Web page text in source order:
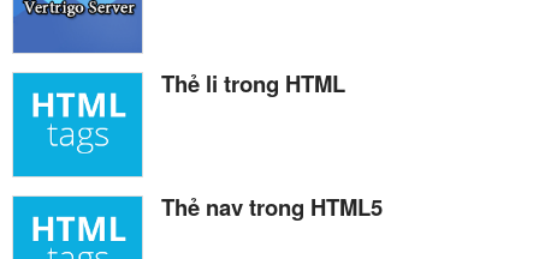
Thẻ li trong HTML
Thẻ nav trong HTML5